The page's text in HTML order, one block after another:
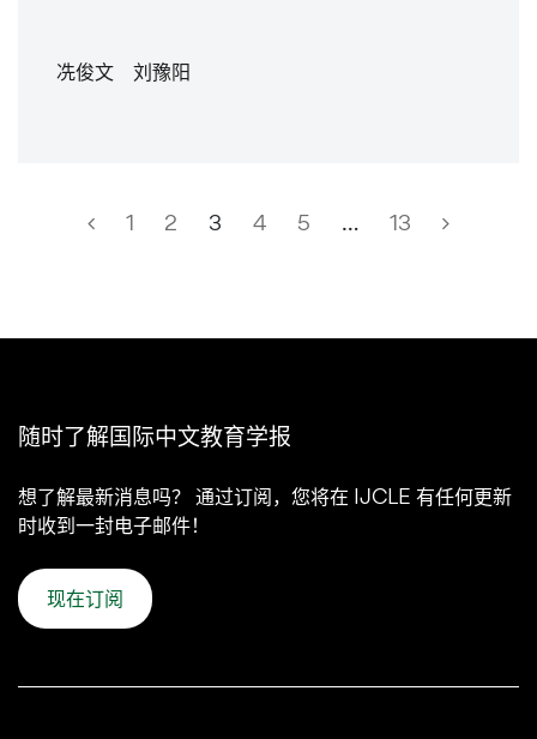
冼俊文 刘豫阳
1 2 3 4 5 … 13
随时了解国际中文教育学报
想了解最新消息吗？ 通过订阅，您将在 IJCLE 有任何更新
时收到一封电子邮件！
现在订阅